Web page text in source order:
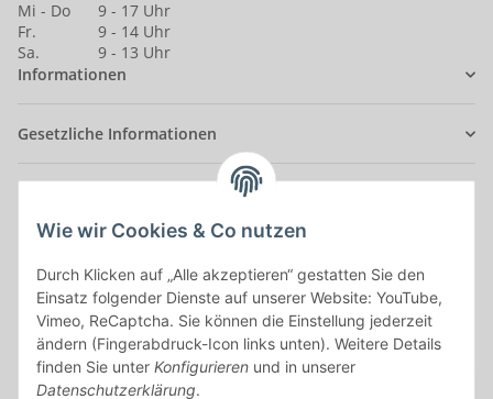
Wie wir Cookies & Co nutzen
Durch Klicken auf „Alle akzeptieren“ gestatten Sie den
Einsatz folgender Dienste auf unserer Website: YouTube,
Vimeo, ReCaptcha. Sie können die Einstellung jederzeit
ändern (Fingerabdruck-Icon links unten). Weitere Details
finden Sie unter Konfigurieren und in unserer
Datenschutzerklärung.
Mi - Do
9 - 17 Uhr
Fr.
9 - 14 Uhr
Sa.
9 - 13 Uhr
Informationen
Gesetzliche Informationen
Alle mit*markierten Felder sind Pflichtfelder.
E-Mail-Adresse
Passwort